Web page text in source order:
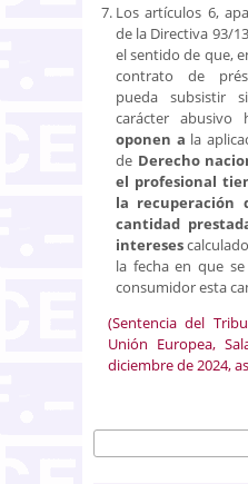
Los artículos 6,
de la Directiva 93/
el sentido de que,
contrato de
pueda subsistir
carácter abusivo
oponen a la
de Derecho
el profesional
la recuperación
cantidad
intereses
la fecha en que
consumidor esta
(Sentencia del
Unión Europea,
diciembre de 2024,
Formulario
Buscar